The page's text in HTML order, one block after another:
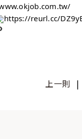
https://reurl.cc/
上一則 |